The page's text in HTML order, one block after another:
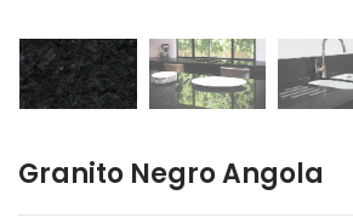
Granito Negro Angola